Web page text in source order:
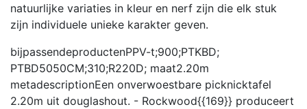
natuurlijke variaties in kleur en nerf zijn die elk stuk
zijn individuele unieke karakter geven.
bijpassendeproductenPPV-t;900;PTKBD;
PTBD5050CM;310;R220D; maat2.20m
metadescriptionEen onverwoestbare picknicktafel
2.20m uit douglashout. - Rockwood{{169}} produceert